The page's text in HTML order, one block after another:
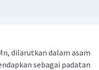
dilarutkan dalam asam
sebagai padatan